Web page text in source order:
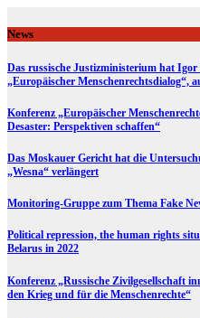
to
content
News
Das russische Justizministerium hat
„Europäischer Menschenrechtsdialog“,
Konferenz „Europäischer
Desaster: Perspektiven schaffen“
Das Moskauer Gericht hat die
„Wesna“ verlängert
Monitoring-Gruppe zum Thema Fake
Political repression, the human rights
Belarus in 2022
Konferenz „Russische Zivilgesellschaft
den Krieg und für die Menschenrechte“